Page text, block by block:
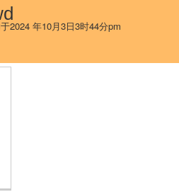
2024 年10月3日3时44分pm